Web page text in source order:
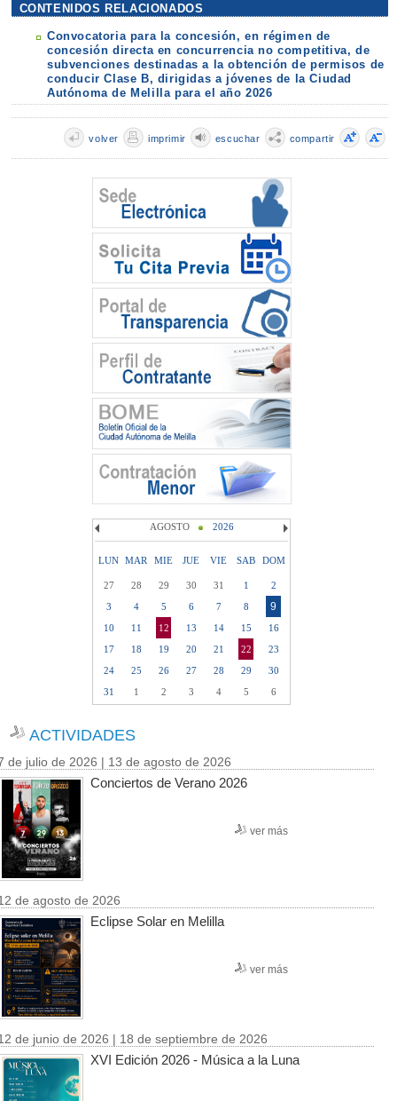
CONTENIDOS RELACIONADOS
Convocatoria para la concesión, en régimen de
concesión directa en concurrencia no competitiva, de
subvenciones destinadas a la obtención de permisos de
conducir Clase B, dirigidas a jóvenes de la Ciudad
Autónoma de Melilla para el año 2026
compartir
escuchar
imprimir
volver
AGOSTO 2026
LUN MAR MIE JUE VIE SAB DOM
27 28 29 30 31 1
2
3
4 5 6 7 8 9
10 11 12 13 14 15
16
17
18 19 20 21 22
23
24
25 26 27 28 29
30
31
1 2 3 4 5 6
ACTIVIDADES
de julio de 2026 | 13 de agosto de 2026
Conciertos de Verano 2026
ver más
de agosto de 2026
Eclipse Solar en Melilla
ver más
de junio de 2026 | 18 de septiembre de 2026
XVI Edición 2026 - Música a la Luna